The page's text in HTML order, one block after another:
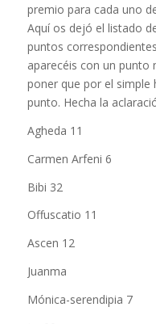
premio para cada uno
Aquí os dejó el listado
puntos
aparecéis con un punto
poner que por el simple
punto. Hecha la
Agheda 11
Carmen Arfeni 6
Bibi 32
Offuscatio 11
Ascen 12
Juanma
Mónica-serendipia 7